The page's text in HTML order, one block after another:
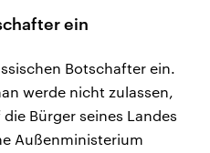
ein
Botschafter ein.
werde nicht zulassen,
Bürger seines Landes
Außenministerium